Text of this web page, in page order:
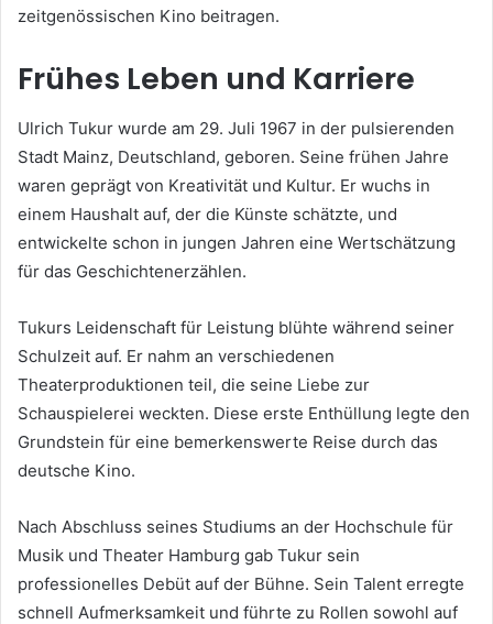
zeitgenössischen Kino beitragen.
Frühes Leben und Karriere
Ulrich Tukur wurde am 29. Juli 1967 in der pulsierenden
Stadt Mainz, Deutschland, geboren. Seine frühen Jahre
waren geprägt von Kreativität und Kultur. Er wuchs in
einem Haushalt auf, der die Künste schätzte, und
entwickelte schon in jungen Jahren eine Wertschätzung
für das Geschichtenerzählen.
Tukurs Leidenschaft für Leistung blühte während seiner
Schulzeit auf. Er nahm an verschiedenen
Theaterproduktionen teil, die seine Liebe zur
Schauspielerei weckten. Diese erste Enthüllung legte den
Grundstein für eine bemerkenswerte Reise durch das
deutsche Kino.
Nach Abschluss seines Studiums an der Hochschule für
Musik und Theater Hamburg gab Tukur sein
professionelles Debüt auf der Bühne. Sein Talent erregte
schnell Aufmerksamkeit und führte zu Rollen sowohl auf